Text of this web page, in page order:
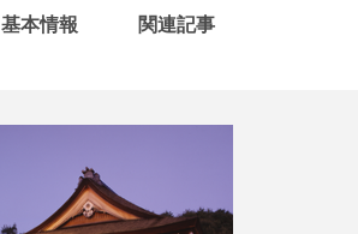
基本情報 関連記事